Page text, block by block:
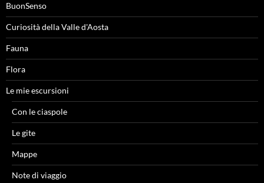
BuonSenso
Curiosità della Valle d'Aosta
Fauna
Flora
Le mie escursioni
Con le ciaspole
Le gite
Mappe
Note di viaggio